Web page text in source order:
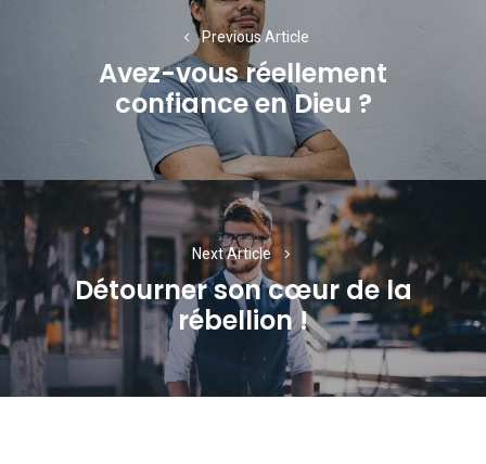
Previous Article
Previous
post:
Avez-vous réellement
confiance en Dieu ?
Next Article
Next
post:
Détourner son cœur de la
rébellion !